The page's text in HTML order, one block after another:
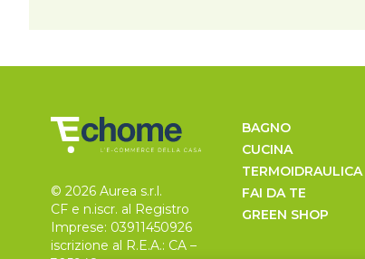
© 2026 Aurea s.r.l.
CF e n.iscr. al Registro
Imprese: 03911450926
iscrizione al R.E.A.: CA –
BAGNO
CUCINA
TERMOIDRAULICA
FAI DA TE
GREEN SHOP